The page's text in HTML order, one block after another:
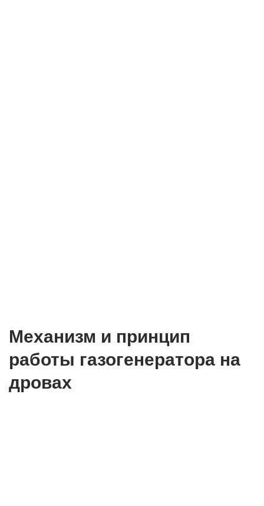
Механизм и принцип
работы газогенератора на
дровах